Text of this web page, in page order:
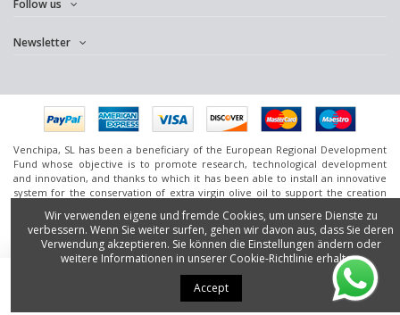
In den Warenkorb
Follow us
Newsletter
Venchipa, SL has been a beneficiary of the European Regional Development
Fund whose objective is to promote research, technological development
and innovation, and thanks to which it has been able to install an innovative
system for the conservation of extra virgin olive oil to support the creation
has had the support of the InnoCámaras Program of the Granada Chamber of
Commerce.
www.omedoil.com,Venchipa, S.L. Ctra. Ácula-Ventas deHuelmaKm.1 - 18131
Ácula (Granada).
Silan.es- All rights reserved.
Wir verwenden eigene und fremde Cookies, um unsere Dienste zu
verbessern. Wenn Sie weiter surfen, gehen wir davon aus, dass Sie deren
Verwendung akzeptieren. Sie können die Einstellungen ändern oder
weitere Informationen in unserer Cookie-Richtlinie erhalten.
Accept